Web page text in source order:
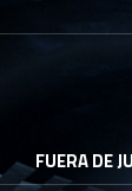
FUERA DE